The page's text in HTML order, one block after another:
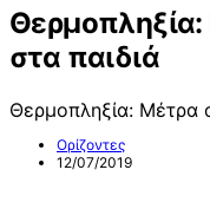
Θερμοπληξία:
στα παιδιά
Θερμοπληξία: Mέτρα
Ορίζοντες
12/07/2019